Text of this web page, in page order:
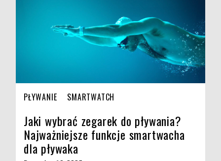
PŁYWANIE SMARTWATCH
Jaki wybrać zegarek do pływania?
Najważniejsze funkcje smartwacha
dla pływaka